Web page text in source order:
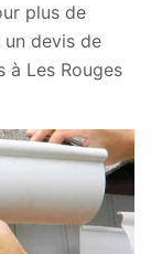
plus de
devis de
à Les Rouges